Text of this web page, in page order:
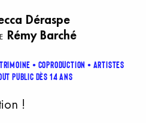
Déraspe
Rémy Barché
COPRODUCTION
ARTISTES
PUBLIC DÈS 14 ANS
!